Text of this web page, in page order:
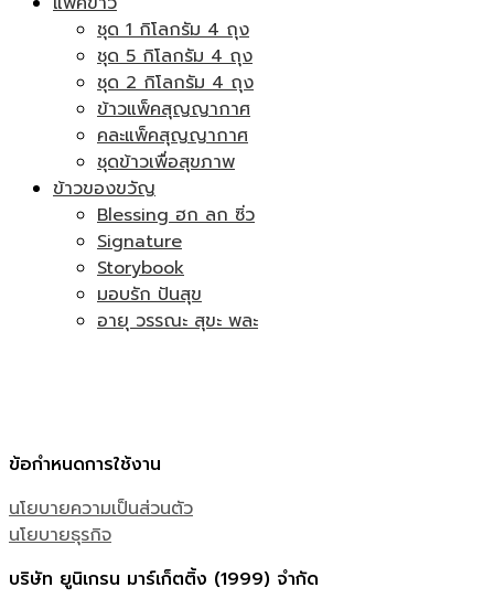
ชุด 1 กิโลกรัม 4 ถุง
ชุด 5 กิโลกรัม 4 ถุง
ชุด 2 กิโลกรัม 4 ถุง
ข้าวแพ็คสุญญากาศ
คละแพ็คสุญญากาศ
ชุดข้าวเพื่อสุขภาพ
ข้าวของขวัญ
Blessing ฮก ลก ซิ่ว
Signature
Storybook
มอบรัก ปันสุข
อายุ วรรณะ สุขะ พละ
ข้อกำหนดการใช้งาน
นโยบายความเป็นส่วนตัว
นโยบายธุรกิจ
บริษัท ยูนิเกรน มาร์เก็ตติ้ง (1999) จำกัด